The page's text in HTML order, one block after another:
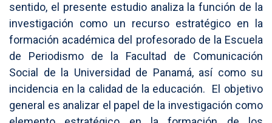
sentido, el presente estudio analiza la función de la
investigación como un recurso estratégico en la
formación académica del profesorado de la Escuela
de Periodismo de la Facultad de Comunicación
Social de la Universidad de Panamá, así como su
incidencia en la calidad de la educación. El objetivo
general es analizar el papel de la investigación como